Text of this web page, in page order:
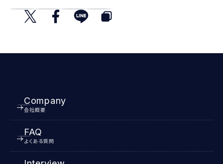
Company
会社概要
FAQ
よくある質問